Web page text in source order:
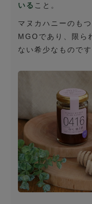
いる こと。
マヌカハニーのも
MGOであり、限ら
ない希少なものです